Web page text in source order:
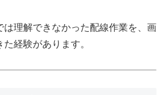
は理解できなかった配線作業を、画
経験があります。